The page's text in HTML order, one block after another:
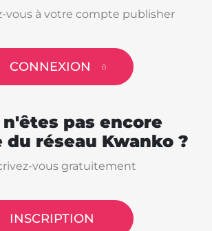
vous à votre compte publisher
CONNEXION
n'êtes pas encore
du réseau Kwanko ?
vous gratuitement
INSCRIPTION